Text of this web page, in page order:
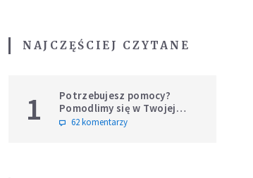
NAJCZĘŚCIEJ CZYTANE
1
Potrzebujesz pomocy?
Pomodlimy się w Twojej
intencji
62 komentarzy